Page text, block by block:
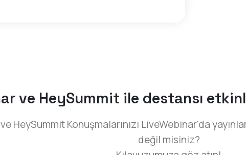
ve HeySummit ile destansı
HeySummit Konuşmalarınızı LiveWebinar'da
değil misiniz?